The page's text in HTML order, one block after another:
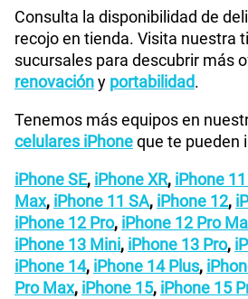
Consulta la disponibilidad de
recojo en tienda. Visita nuestra
sucursales para descubrir más
renovacióny portabilidad.
Tenemos más equipos en
celulares iPhoneque te pueden
iPhone SE, iPhone XR, iPhone
Max, iPhone 11 SA, iPhone 12,
iPhone 12 Pro, iPhone 12 Pro
iPhone 13 Mini, iPhone 13 Pro,
iPhone 14, iPhone 14 Plus,
Pro Max, iPhone 15, iPhone 15